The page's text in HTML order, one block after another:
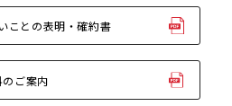
ことの表明・確約書
ご案内